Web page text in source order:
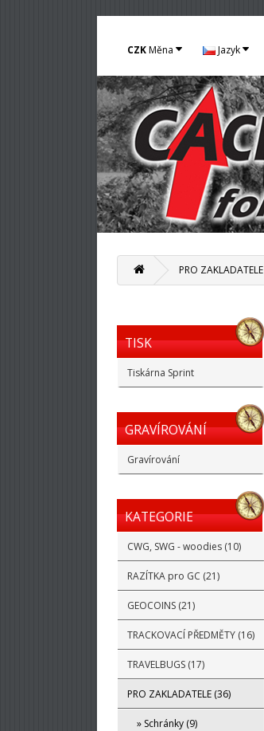
CZKMěna Jazyk
PRO ZAKLADATELE
TISK
Tiskárna Sprint
GRAVÍROVÁNÍ
Gravírování
KATEGORIE
CWG, SWG - woodies (10)
RAZÍTKA pro GC (21)
GEOCOINS (21)
TRACKOVACÍ PŘEDMĚTY (16)
TRAVELBUGS (17)
PRO ZAKLADATELE (36)
» Schránky (9)